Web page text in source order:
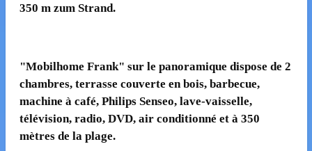
350 m zum Strand.
"Mobilhome Frank" sur le panoramique dispose de 2
chambres, terrasse couverte en bois, barbecue,
machine à café, Philips Senseo, lave-vaisselle,
télévision, radio, DVD, air conditionné et à 350
mètres de la plage.